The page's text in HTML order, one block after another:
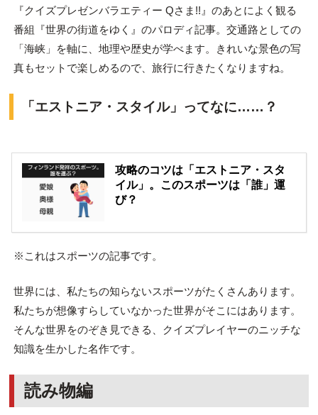
『クイズプレゼンバラエティー Qさま!!』のあとによく観る
番組『世界の街道をゆく』のパロディ記事。交通路としての
「海峡」を軸に、地理や歴史が学べます。きれいな景色の写
真もセットで楽しめるので、旅行に行きたくなりますね。
「エストニア・スタイル」ってなに……？
攻略のコツは「エストニア・スタ
イル」。このスポーツは「誰」運
び？
※これはスポーツの記事です。
世界には、私たちの知らないスポーツがたくさんあります。
私たちが想像すらしていなかった世界がそこにはあります。
そんな世界をのぞき見できる、クイズプレイヤーのニッチな
知識を生かした名作です。
読み物編